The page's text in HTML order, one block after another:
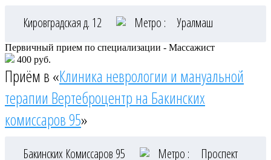
Кировградская д. 12 Метро : Уралмаш
Первичный прием по специализации - Массажист
400 руб.
Приём в «Клиника неврологии и мануальной
терапии Вертеброцентр на Бакинских
комиссаров 95»
Бакинских Комиссаров 95 Метро :
Проспект